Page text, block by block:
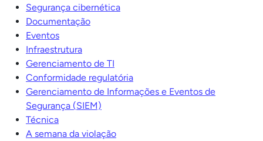
Segurança cibernética
Documentação
Eventos
Infraestrutura
Gerenciamento de TI
Conformidade regulatória
Gerenciamento de Informações e Eventos de
Segurança (SIEM)
Técnica
A semana da violação